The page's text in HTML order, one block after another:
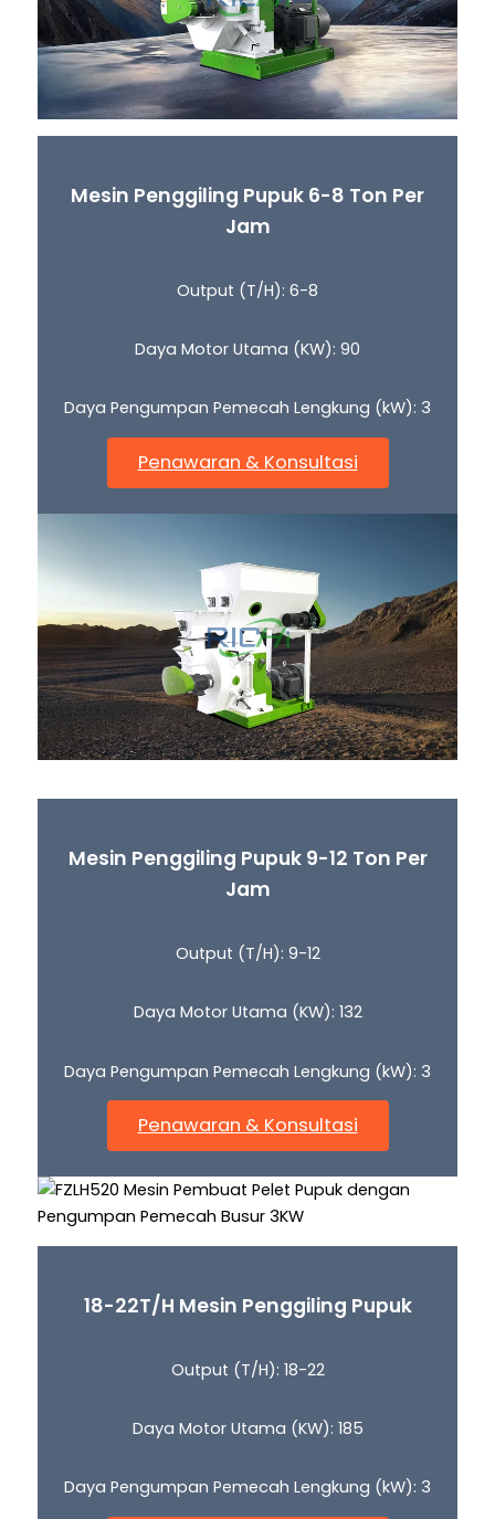
Mesin Penggiling Pupuk 6-8 Ton Per
Jam
Output (T/H): 6-8
Daya Motor Utama (KW): 90
Daya Pengumpan Pemecah Lengkung (kW): 3
Penawaran & Konsultasi
Mesin Penggiling Pupuk 9-12 Ton Per
Jam
Output (T/H): 9-12
Daya Motor Utama (KW): 132
Daya Pengumpan Pemecah Lengkung (kW): 3
Penawaran & Konsultasi
18-22T/H Mesin Penggiling Pupuk
Output (T/H): 18-22
Daya Motor Utama (KW): 185
Daya Pengumpan Pemecah Lengkung (kW): 3